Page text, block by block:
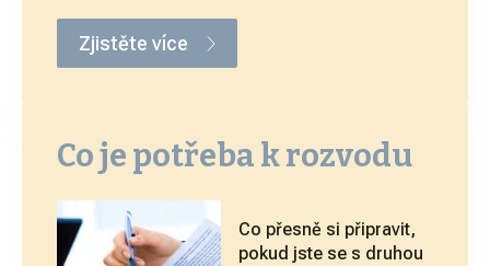
Zjistěte více
Co je potřeba k rozvodu
Co přesně si připravit,
pokud jste se s druhou